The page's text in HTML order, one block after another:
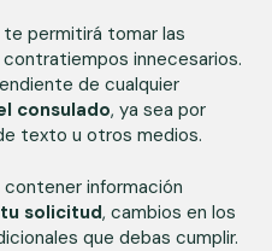
permitirá tomar las
innecesarios.
de cualquier
consulado, ya sea por
texto u otros medios.
información
solicitud, cambios en los
que debas cumplir.